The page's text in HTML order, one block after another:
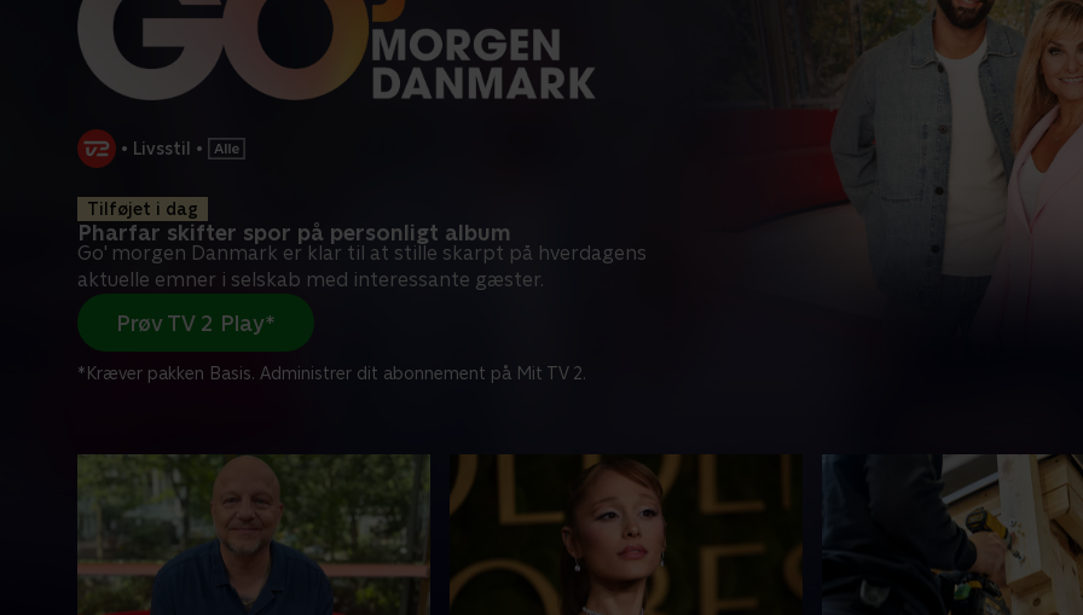
• Livsstil •
Tilføjet i dag
Pharfar skifter spor på personligt album
Go' morgen Danmark er klar til at stille skarpt på hverdagens
aktuelle emner i selskab med interessante gæster.
Prøv TV 2 Play*
*Kræver pakken Basis. Administrer dit abonnement på Mit TV 2.